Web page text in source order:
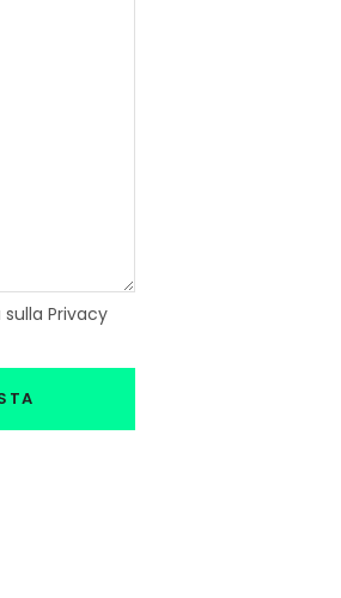
Privacy